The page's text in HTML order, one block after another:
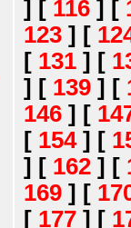
] [ 116 ] [
123 ] [
[ 131 ] [
] [ 139 ] [
146 ] [
[ 154] [
] [ 162 ] [
169 ] [
[ 177 ] [